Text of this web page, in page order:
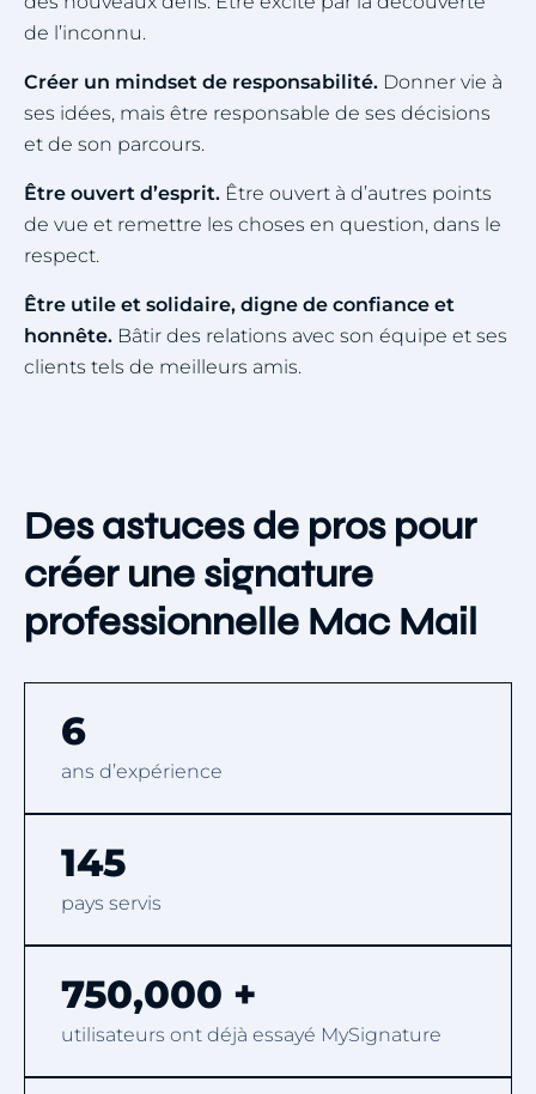
de l’inconnu.
Créer un mindset de responsabilité. Donner vie à
ses idées, mais être responsable de ses décisions
et de son parcours.
Être ouvert d’esprit. Être ouvert à d’autres points
de vue et remettre les choses en question, dans le
respect.
Être utile et solidaire, digne de confiance et
honnête. Bâtir des relations avec son équipe et ses
clients tels de meilleurs amis.
Des astuces de pros pour
créer une signature
professionnelle Mac Mail
6
ans d’expérience
145
pays servis
750,000 +
utilisateurs ont déjà essayé MySignature